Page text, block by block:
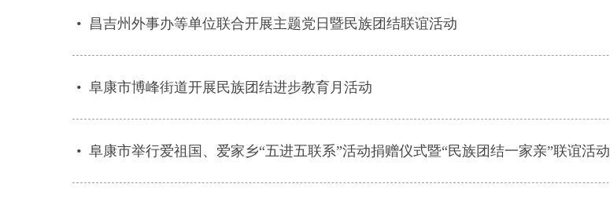
• 昌吉州外事办等单位联合开展主题党日暨民族团结联谊活动
• 阜康市博峰街道开展民族团结进步教育月活动
• 阜康市举行爱祖国、爱家乡“五进五联系”活动捐赠仪式暨“民族团结一家亲”联谊活动